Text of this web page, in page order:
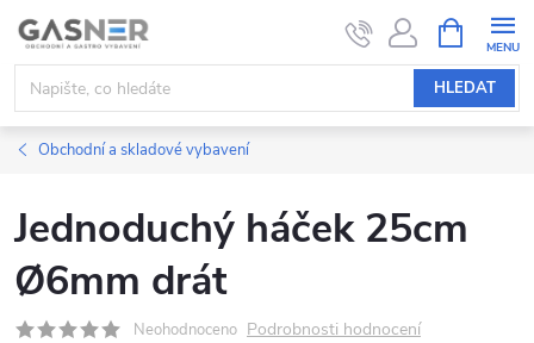
Přejít
obsah
HLEDAT
NÁKUPNÍ
KOŠÍK
Obchodní a skladové vybavení
Jednoduchý háček 25cm
Ø6mm drát
Neohodnoceno Podrobnosti hodnocení